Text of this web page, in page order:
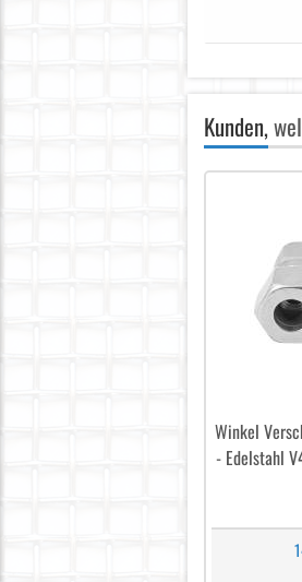
Kunden,
Winkel
- Edelstahl